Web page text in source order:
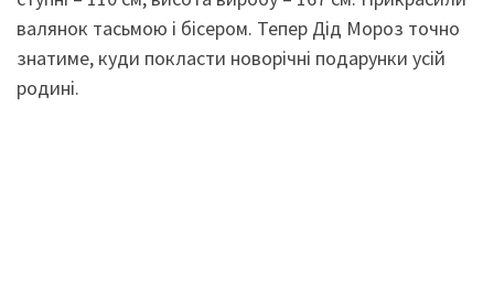
валянок тасьмою і бісером. Тепер Дід Мороз точно
знатиме, куди покласти новорічні подарунки усій
родині.